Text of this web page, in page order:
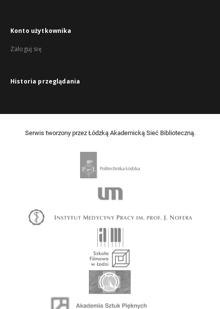
Konto użytkownika
Zaloguj się
Historia przeglądania
Serwis tworzony przez Łódzką Akademicką Sieć Biblioteczną.